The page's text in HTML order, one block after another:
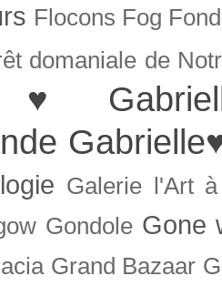
Flocons Fog
domaniale de
♥
Galerie l'Art
Gondole Gone
Grand Bazaar